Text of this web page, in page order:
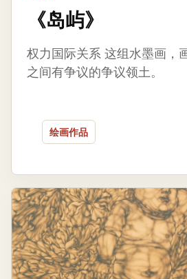
《岛屿》
权力国际关系 这组水墨画，
之间有争议的争议领土。
绘画作品